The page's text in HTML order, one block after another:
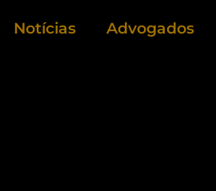
Notícias Advogados